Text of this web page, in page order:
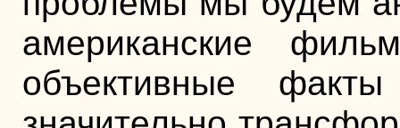
американские
объективные